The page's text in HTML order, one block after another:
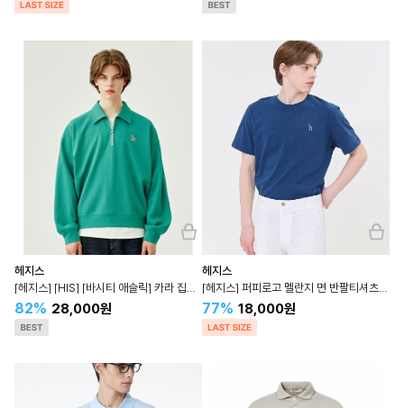
헤지스
[헤지스] [HIS] [바시티 애슬릭] 카라 집업 맨투맨 HZTS3E802
82% 28,000원
헤지스
[헤지스] 퍼피로고 멜란지 면 반팔티셔츠 WHTS4B901
77% 18,000원